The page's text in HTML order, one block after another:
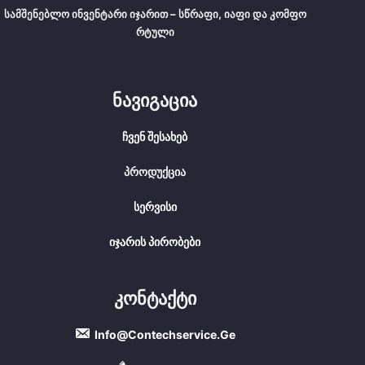
Სამშენებლო Ინვენტარი Იჯარით – Სწრაფი, Იაფი Და Კომფო
Რტული
Ნავიგაცია
Ჩვენ Შესახებ
Პროდუქცია
Სერვისი
Იჯარის Პირობები
Კონტაქტი
Info@contechservice.ge